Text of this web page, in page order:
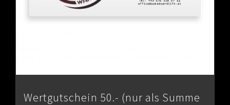
Wertgutschein 50.- (nur als Summe